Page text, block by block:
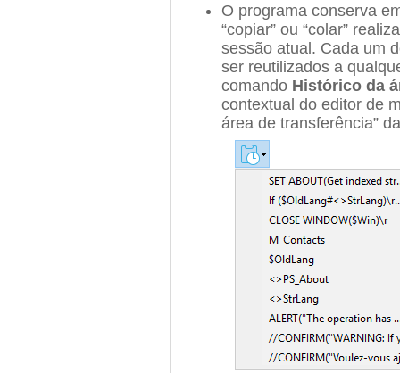
O programa conserva
“copiar” ou “colar”
sessão atual. Cada um
ser reutilizados a
comando Histórico da
contextual do editor de
área de transferência”